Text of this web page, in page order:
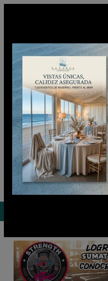
Escuchá
BUNKER FM
En vivo
Lunes 10 de Agosto de 2026